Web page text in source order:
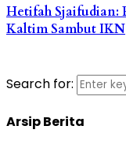
Hetifah Sjaifudian:
Kaltim Sambut IKN
Search for:
Arsip Berita